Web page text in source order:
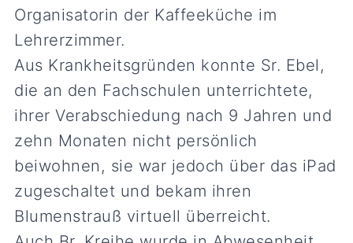
Organisatorin der Kaffeeküche im
Lehrerzimmer.
Aus Krankheitsgründen konnte Sr. Ebel,
die an den Fachschulen unterrichtete,
ihrer Verabschiedung nach 9 Jahren und
zehn Monaten nicht persönlich
beiwohnen, sie war jedoch über das iPad
zugeschaltet und bekam ihren
Blumenstrauß virtuell überreicht.